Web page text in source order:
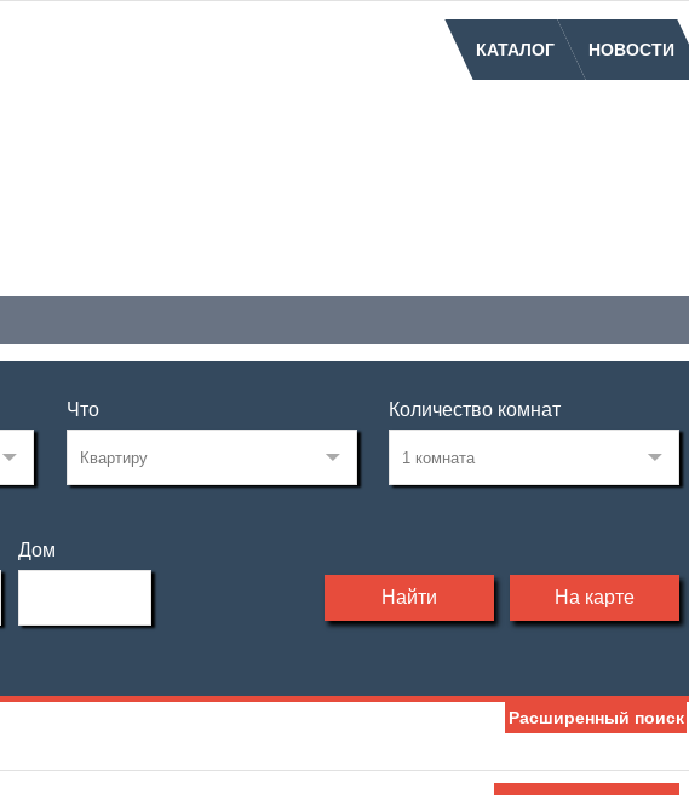
КАТАЛОГ НОВОСТИ
Что Количество комнат
Дом
Найти На карте
Обмен
Расширенный поиск